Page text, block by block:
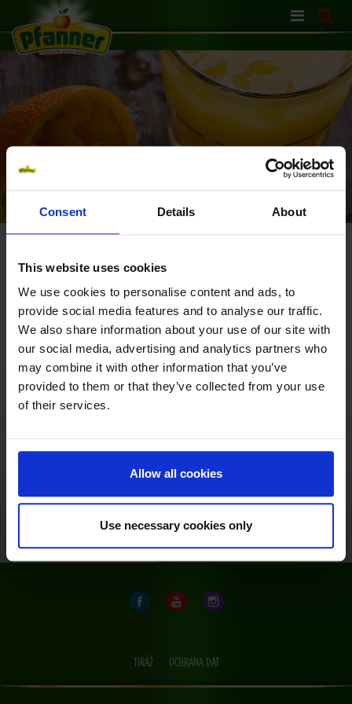
Consent Details About
This website uses cookies
We use cookies to personalise content and ads, to
provide social media features and to analyse our traffic.
We also share information about your use of our site with
our social media, advertising and analytics partners who
may combine it with other information that you’ve
provided to them or that they’ve collected from your use
of their services.
Allow all cookies
Use necessary cookies only
Skip
Co je to přímo vylisovaná
šťáva?
Tato čerstvě vylisovaná šťáva se dobře vychladí, bez
mezistupně v podobě koncentrátu se co nejrychlejší
závodech. Znáte již přímo vylisovaný 100% jablečný
nebo pomerančový džus Pfanner? Skvělý džus v
přírodním stavu, bez jakýchkoli přísad, s vyváženým
vitaminů pro uhašení žízně!
Zpět na informace o ovoci
TIRÁŽ OCHRANA DAT